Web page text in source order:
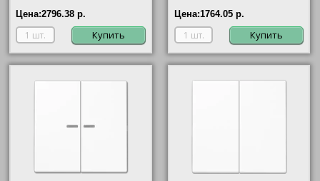
Цена:2796.38 р.
Купить
Цена:1764.05 р.
Купить